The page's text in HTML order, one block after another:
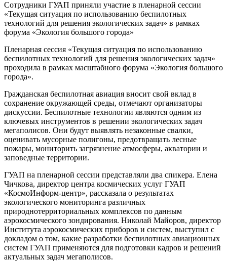
Сотрудники ГУАП приняли участие в пленарной сессии
«Текущая ситуация по использованию беспилотных
технологий для решения экологических задач» в рамках
форума «Экология большого города»
Пленарная сессия «Текущая ситуация по использованию
беспилотных технологий для решения экологических задач»
проходила в рамках масштабного форума «Экология большого
города».
Гражданская беспилотная авиация вносит свой вклад в
сохранение окружающей среды, отмечают организаторы
дискуссии. Беспилотные технологии являются одним из
ключевых инструментов в решении экологических задач
мегаполисов. Они будут выявлять незаконные свалки,
оценивать мусорные полигоны, предотвращать лесные
пожары, мониторить загрязнение атмосферы, акватории и
заповедные территории.
ГУАП на пленарной сессии представляли два спикера. Елена
Чичкова, директор центра космических услуг ГУАП
«КосмоИнформ-центр», рассказала о результатах
экологического мониторинга различных
природнотерриториальных комплексов по данным
аэрокосмического зондирования. Николай Майоров, директор
Института аэрокосмических приборов и систем, выступил с
докладом о том, какие разработки беспилотных авиационных
систем ГУАП применяются для подготовки кадров и решений
актуальных задач мегаполисов.